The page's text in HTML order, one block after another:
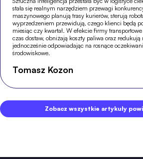
stała się realnym narzędziem przewagi
maszynowego planują trasy kurierów, sterują
wyprzedzeniem przewidują, czego klienci będą
miesiąc czy kwartał. W efekcie firmy
czas dostaw, obniżają koszty paliwa oraz redukują
jednocześnie odpowiadając na rosnące
środowiskowe.
Tomasz Kozon
Zobacz wszystkie artykuły